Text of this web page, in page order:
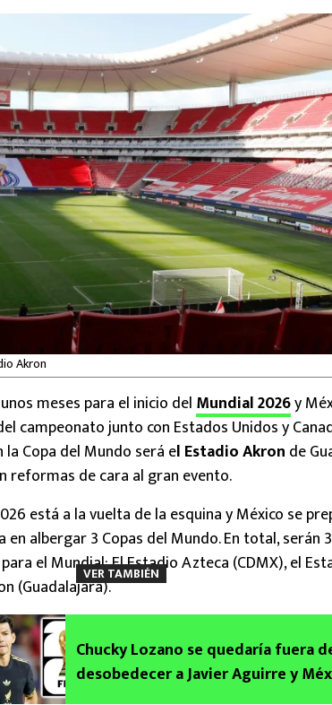
Akron
meses para el inicio delMundial 2026y
campeonato junto con Estados Unidos y
la Copa del Mundo será el Estadio Akron de
reformas de cara al gran evento.
está a la vuelta de la esquina y México se
en albergar 3 Copas del Mundo. En total, serán
el Mundial: El Estadio Azteca (CDMX), el
(Guadalajara).
VER TAMBIÉN
Chucky Lozano se quedaría fuera
desobedecer a Javier Aguirre y